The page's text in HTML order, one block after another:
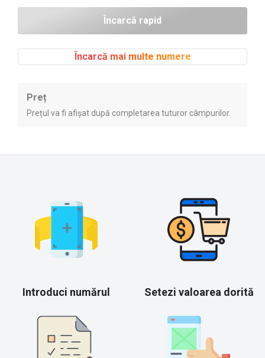
Încarcă mai multe numere
Preț
Prețul va fi afișat după completarea tuturor câmpurilor.
Introduci numărul Setezi valoarea dorită